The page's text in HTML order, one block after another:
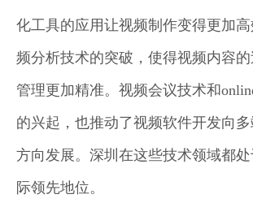
化工具的应用让视频制作变得更加
频分析技术的突破，使得视频内容
管理更加精准。视频会议技术和
的兴起，也推动了视频软件开发向
方向发展。深圳在这些技术领域都
际领先地位。